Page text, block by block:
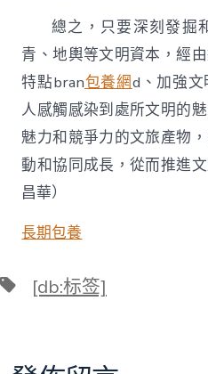
總之，只要深刻發掘
青、地輿等文明資本，經
特點bran包養網d、加強
人感觸感染到處所文明的
魅力和競爭力的文旅產物
動和協同成長，從而推進
昌華）
長期包養
標 [db:标签]